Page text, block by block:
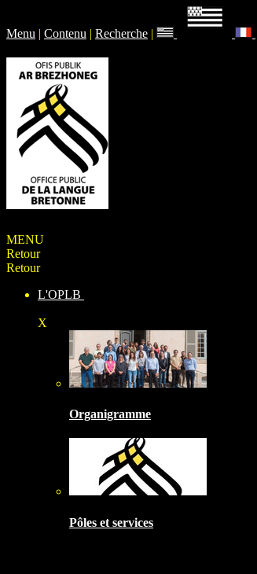
Menu | Contenu | Recherche |
MENU
Retour
Retour
L'OPLB
X
Organigramme
Pôles et services